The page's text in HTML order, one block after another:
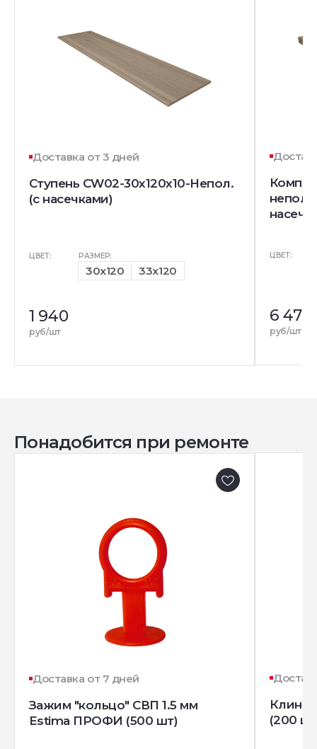
Доставка от 3 дней
Ступень CW02-30x120x10-Непол.
(с насечками)
ЦВЕТ: РАЗМЕР:
30x120 33x120
1 940
руб/шт
непол.
ЦВЕТ:
6 470
руб/шт
Понадобится при ремонте
Доставка от 7 дней
Зажим "кольцо" СВП 1.5 мм
Estima ПРОФИ (500 шт)
Клин
(200